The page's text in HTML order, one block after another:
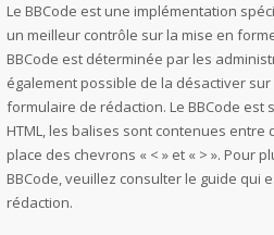
Le BBCode est une implémentation
un meilleur contrôle sur la mise en
BBCode est déterminée par les
également possible de la désactiver
formulaire de rédaction. Le BBCode est
HTML, les balises sont contenues entre
place des chevrons « < » et « > ». Pour
BBCode, veuillez consulter le guide qui
rédaction.